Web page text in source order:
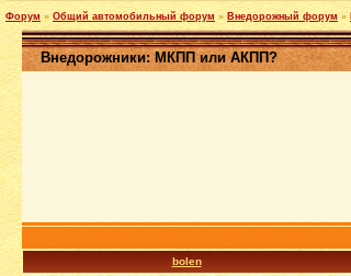
Форум » Общий автомобильный форум » Внедорожный форум »
Внедорожники: МКПП или АКПП?
bolen